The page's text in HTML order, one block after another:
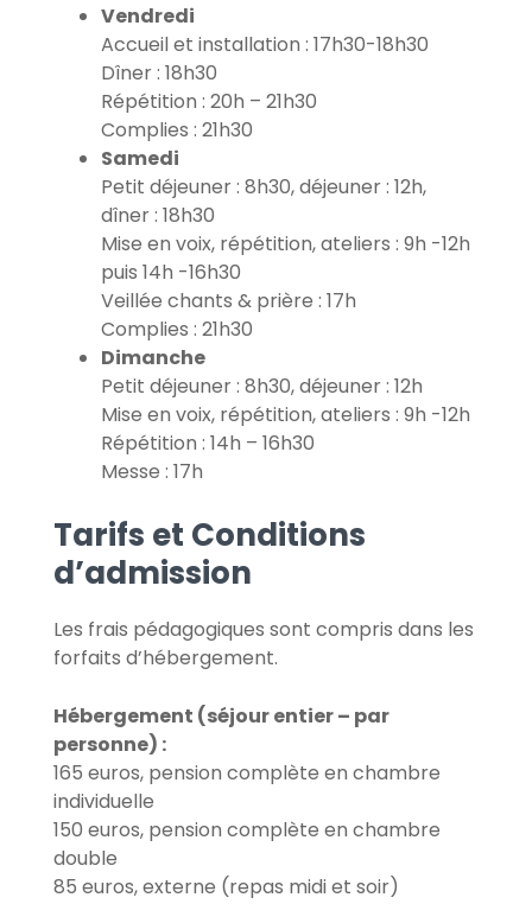
Vendredi
Accueil et installation : 17h30-18h30
Dîner : 18h30
Répétition : 20h – 21h30
Complies : 21h30
Samedi
Petit déjeuner : 8h30, déjeuner : 12h,
dîner : 18h30
Mise en voix, répétition, ateliers : 9h -12h
puis 14h -16h30
Veillée chants & prière : 17h
Complies : 21h30
Dimanche
Petit déjeuner : 8h30, déjeuner : 12h
Mise en voix, répétition, ateliers : 9h -12h
Répétition : 14h – 16h30
Messe : 17h
Tarifs et Conditions
d’admission
Les frais pédagogiques sont compris dans les
forfaits d’hébergement.
Hébergement (séjour entier – par
personne) :
165 euros, pension complète en chambre
individuelle
150 euros, pension complète en chambre
double
85 euros, externe (repas midi et soir)